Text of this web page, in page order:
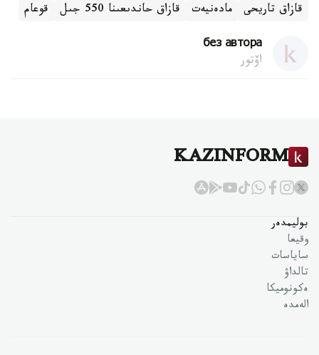
قازاق تاريحى مادەنيەت قازاق حاندىعىنا 550 جىل قوعام
без автора
اۆتور
KAZINFORM
بوليمدەر
وقيعا
ساياسات
تالداۋ
ەكونوميكا
الەمدە